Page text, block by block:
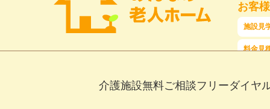
お客
施設見
料金見
介護施設無料ご相談フリーダイヤ